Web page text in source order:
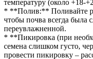
температуру (около +18-
* **Полив:** Поливайте
чтобы почва всегда была
переувлажненной.
* **Пикировка (при
семена слишком густо,
провести пикировку –